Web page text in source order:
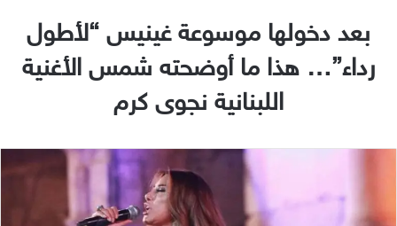
بعد دخولها موسوعة غينيس “لأطول
رداء”… هذا ما أوضحته شمس الأغنية
اللبنانية نجوى كرم